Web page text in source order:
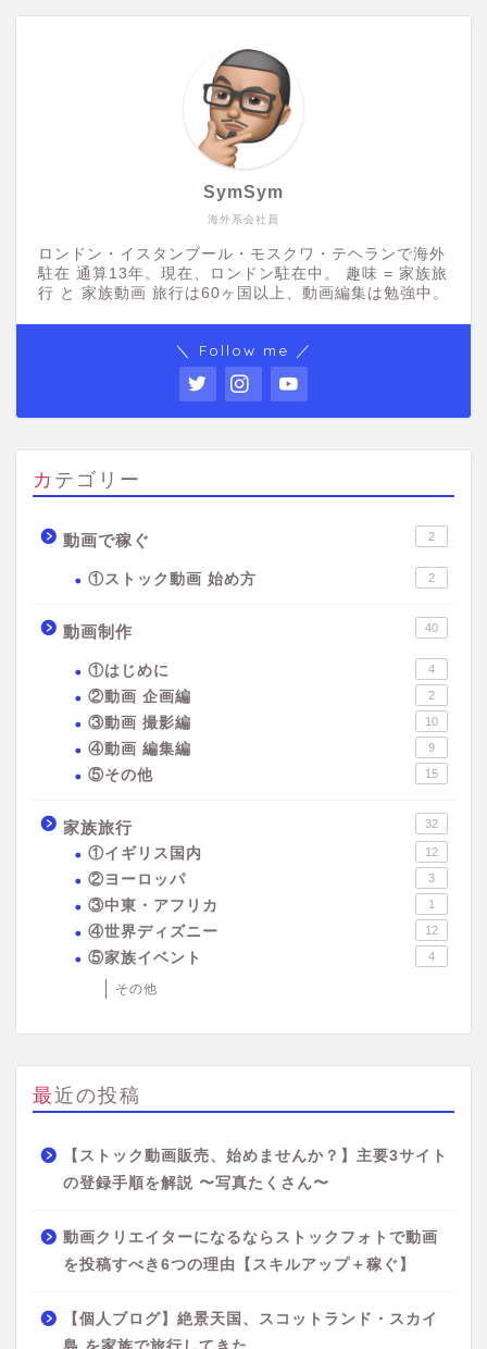
海外系会社員
SymSym
ロンドン・イスタンブール・モスクワ・テヘランで海外
駐在 通算13年。現在、ロンドン駐在中。 趣味 = 家族旅
行 と 家族動画 旅行は60ヶ国以上、動画編集は勉強中。
＼ Follow me ／
カテゴリー
動画で稼ぐ 2
①ストック動画 始め方 2
動画制作 40
①はじめに 4
②動画 企画編 2
③動画 撮影編 10
④動画 編集編 9
⑤その他 15
家族旅行 32
①イギリス国内 12
②ヨーロッパ 3
③中東・アフリカ 1
④世界ディズニー 12
⑤家族イベント 4
その他
最近の投稿
【ストック動画販売、始めませんか？】主要3サイト
の登録手順を解説 〜写真たくさん〜
動画クリエイターになるならストックフォトで動画
を投稿すべき6つの理由【スキルアップ＋稼ぐ】
【個人ブログ】絶景天国、スコットランド・スカイ